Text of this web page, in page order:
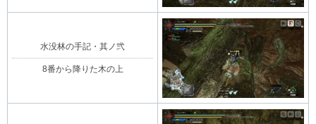
水没林の手記・其ノ弐
8番から降りた木の上